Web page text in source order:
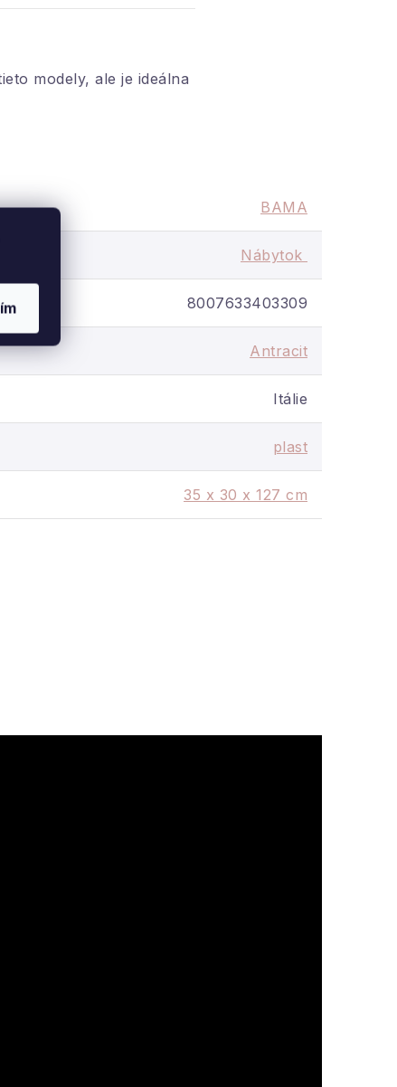
modely, ale je ideálna
BAMA
Nábytok
8007633403309
Antracit
Itálie
plast
35 x 30 x 127 cm